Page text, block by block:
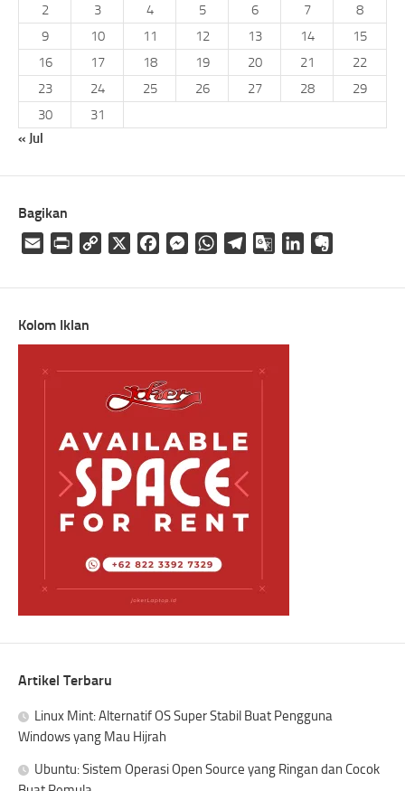
2
3 4 5 6 7
8
9
10 11 12 13 14
15
16
17 18 19 20 21
22
23
24 25 26 27 28
29
30
31
« Jul
Bagikan
Email
Print
Copy
FacebookMessengerWhatsAppTelegramGoogleLinkedIn
Kolom Iklan
Artikel Terbaru
Linux Mint: Alternatif OS Super Stabil Buat Pengguna
Windows yang Mau Hijrah
Ubuntu: Sistem Operasi Open Source yang Ringan dan Cocok